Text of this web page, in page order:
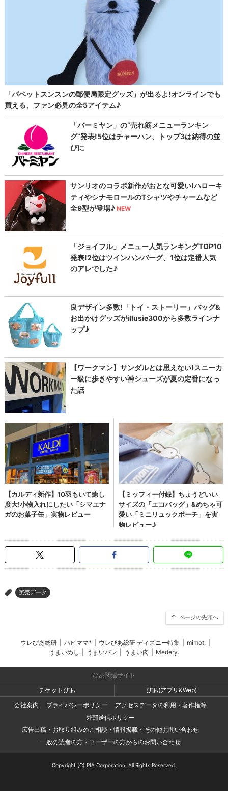
> 実売データ
ページの先頭へ
ウレぴあ総研 ハピママ* ウレぴあ総研 ディズニー特集 mimot.
うまいめし
うまいパン うまい肉 Medery.
ぴあ関連サイト
チケットぴあ
ぴあ(アプリ&Web)
会社案内
プライバシーポリシー
アクセスデータの利用・著作権等
外部送信ポリシー
広告出稿・お取り組みのご相談・情報掲載・その他お問い合わせ
一般の読者の方・ユーザーの方からのお問い合わせ
Copyright (C) PIA Corporation. All Rights Reserved.